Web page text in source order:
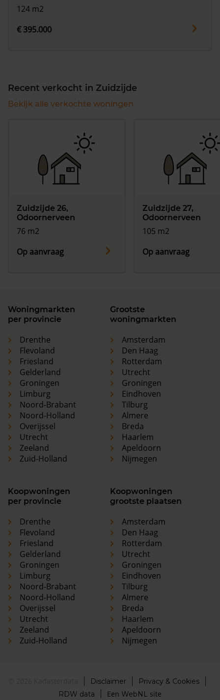
124 m2
€ 395.000
Recent verkocht in Zuidzijde
Bekijk alle verkochte woningen
Zuidzijde 26,
Odoornerveen
76 m2
Op aanvraag
Zuidzijde 27,
Odoornerveen
105 m2
Op aanvraag
Woningmarkten
per provincie
Drenthe
Flevoland
Friesland
Gelderland
Groningen
Limburg
Noord-Brabant
Noord-Holland
Overijssel
Utrecht
Zeeland
Zuid-Holland
Grootste
woningmarkten
Amsterdam
Den Haag
Rotterdam
Utrecht
Groningen
Eindhoven
Tilburg
Almere
Breda
Haarlem
Apeldoorn
Nijmegen
Koopwoningen
per provincie
Drenthe
Flevoland
Friesland
Gelderland
Groningen
Limburg
Noord-Brabant
Noord-Holland
Overijssel
Utrecht
Zeeland
Zuid-Holland
Koopwoningen
grootste plaatsen
Amsterdam
Den Haag
Rotterdam
Utrecht
Groningen
Eindhoven
Tilburg
Almere
Breda
Haarlem
Apeldoorn
Nijmegen
Disclaimer
Privacy & Cookies
RDW data
Een WebNL site